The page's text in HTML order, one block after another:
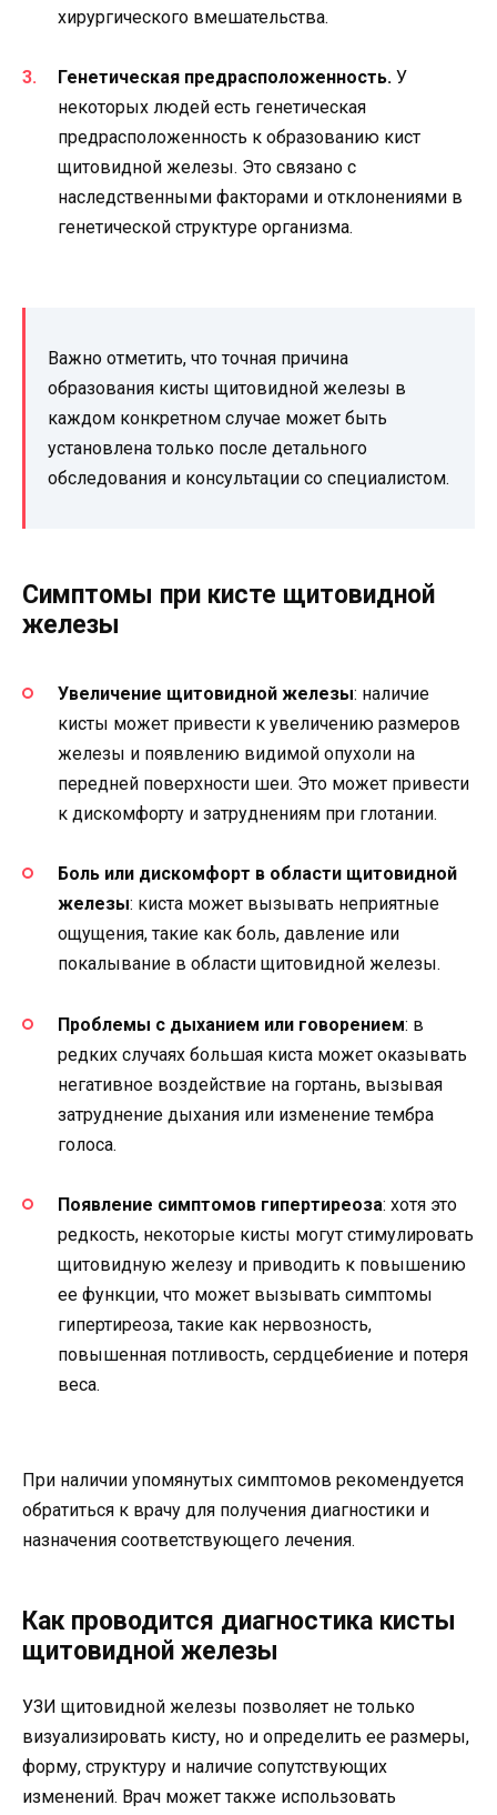
хирургического вмешательства.
Генетическая предрасположенность. У
некоторых людей есть генетическая
предрасположенность к образованию кист
щитовидной железы. Это связано с
наследственными факторами и отклонениями в
генетической структуре организма.
Важно отметить, что точная причина
образования кисты щитовидной железы в
каждом конкретном случае может быть
установлена только после детального
обследования и консультации со специалистом.
Симптомы при кисте щитовидной
железы
Увеличение щитовидной железы: наличие
кисты может привести к увеличению размеров
железы и появлению видимой опухоли на
передней поверхности шеи. Это может привести
к дискомфорту и затруднениям при глотании.
Боль или дискомфорт в области щитовидной
железы: киста может вызывать неприятные
ощущения, такие как боль, давление или
покалывание в области щитовидной железы.
Проблемы с дыханием или говорением: в
редких случаях большая киста может оказывать
негативное воздействие на гортань, вызывая
затруднение дыхания или изменение тембра
голоса.
Появление симптомов гипертиреоза: хотя это
редкость, некоторые кисты могут стимулировать
щитовидную железу и приводить к повышению
ее функции, что может вызывать симптомы
гипертиреоза, такие как нервозность,
повышенная потливость, сердцебиение и потеря
веса.
При наличии упомянутых симптомов рекомендуется
обратиться к врачу для получения диагностики и
назначения соответствующего лечения.
Как проводится диагностика кисты
щитовидной железы
УЗИ щитовидной железы позволяет не только
визуализировать кисту, но и определить ее размеры,
форму, структуру и наличие сопутствующих
изменений. Врач может также использовать